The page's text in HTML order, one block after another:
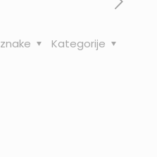
Kategorije